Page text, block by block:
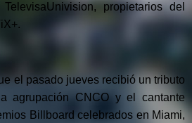
propietarios del
el pasado jueves recibió un tributo
agrupación CNCO y el cantante
Billboard celebrados en Miami,